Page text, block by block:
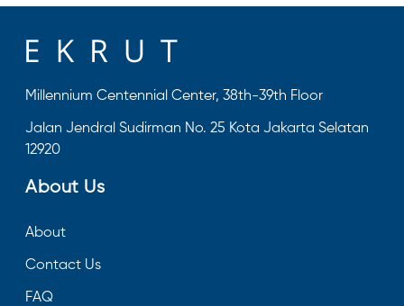
Millennium Centennial Center, 38th-39th Floor
Jalan Jendral Sudirman No. 25 Kota Jakarta Selatan
12920
About Us
About
Contact Us
FAQ